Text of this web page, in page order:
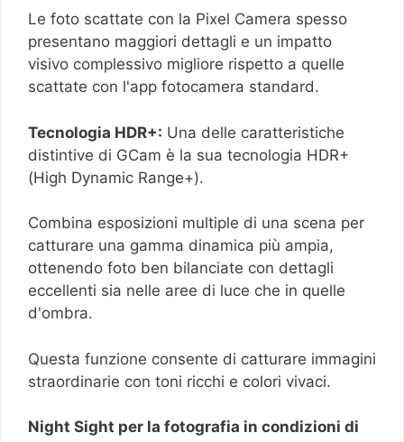
Le foto scattate con la Pixel Camera spesso
presentano maggiori dettagli e un impatto
visivo complessivo migliore rispetto a quelle
scattate con l'app fotocamera standard.
Tecnologia HDR+: Una delle caratteristiche
distintive di GCam è la sua tecnologia HDR+
(High Dynamic Range+).
Combina esposizioni multiple di una scena per
catturare una gamma dinamica più ampia,
ottenendo foto ben bilanciate con dettagli
eccellenti sia nelle aree di luce che in quelle
d'ombra.
Questa funzione consente di catturare immagini
straordinarie con toni ricchi e colori vivaci.
Night Sight per la fotografia in condizioni di